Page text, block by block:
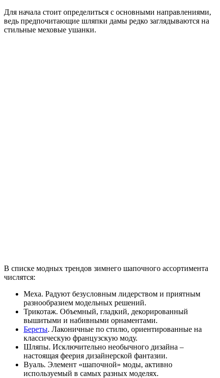
Для начала стоит определиться с основными направлениями,
ведь предпочитающие шляпки дамы редко заглядываются на
стильные меховые ушанки.
В списке модных трендов зимнего шапочного ассортимента
числятся:
Меха. Радуют безусловным лидерством и приятным
разнообразием модельных решений.
Трикотаж. Объемный, гладкий, декорированный
вышитыми и набивными орнаментами.
Береты. Лаконичные по стилю, ориентированные на
классическую французскую моду.
Шляпы. Исключительно необычного дизайна –
настоящая феерия дизайнерской фантазии.
Вуаль. Элемент «шапочной» моды, активно
используемый в самых разных моделях.